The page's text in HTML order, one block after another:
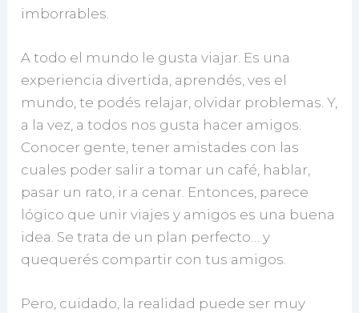
imborrables.
A todo el mundo le gusta viajar. Es una
experiencia divertida, aprendés, ves el
mundo, te podés relajar, olvidar problemas. Y,
a la vez, a todos nos gusta hacer amigos.
Conocer gente, tener amistades con las
cuales poder salir a tomar un café, hablar,
pasar un rato, ir a cenar. Entonces, parece
lógico que unir viajes y amigos es una buena
idea. Se trata de un plan perfecto… y
quequerés compartir con tus amigos.
Pero, cuidado, la realidad puede ser muy